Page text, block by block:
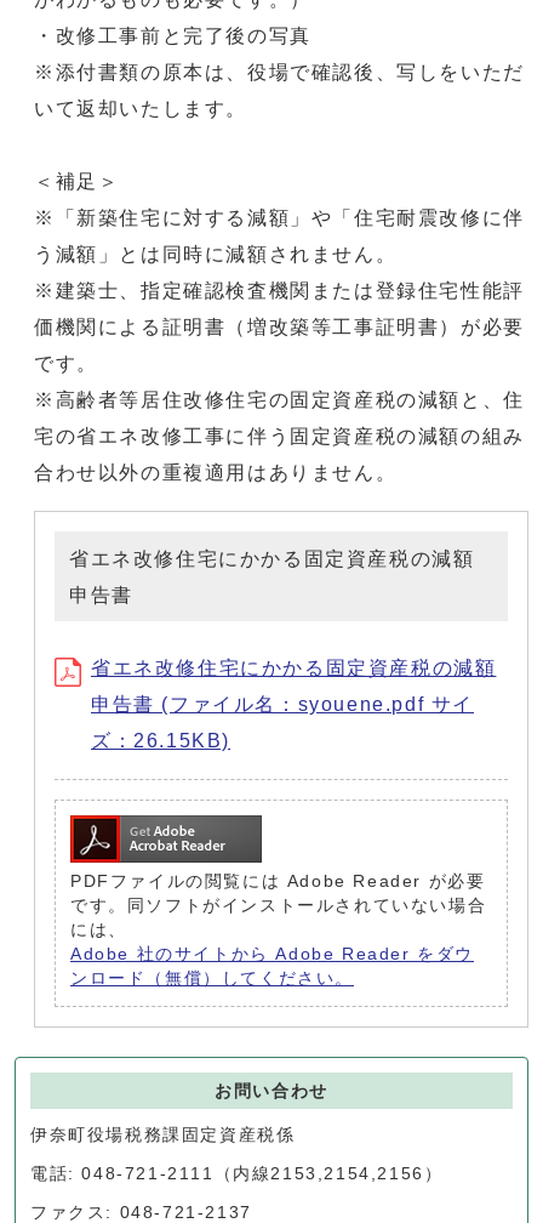
・改修工事前と完了後の写真
※添付書類の原本は、役場で確認後、写しをいただ
いて返却いたします。
＜補足＞
※「新築住宅に対する減額」や「住宅耐震改修に伴
う減額」とは同時に減額されません。
※建築士、指定確認検査機関または登録住宅性能評
価機関による証明書（増改築等工事証明書）が必要
です。
※高齢者等居住改修住宅の固定資産税の減額と、住
宅の省エネ改修工事に伴う固定資産税の減額の組み
合わせ以外の重複適用はありません。
省エネ改修住宅にかかる固定資産税の減額
申告書
省エネ改修住宅にかかる固定資産税の減額
申告書 (ファイル名：syouene.pdf サイ
ズ：26.15KB)
PDFファイルの閲覧には Adobe Reader が必要
です。同ソフトがインストールされていない場合
には、
Adobe 社のサイトから Adobe Reader をダウ
ンロード（無償）してください。
お問い合わせ
伊奈町役場税務課固定資産税係
電話: 048-721-2111（内線2153,2154,2156）
ファクス: 048-721-2137